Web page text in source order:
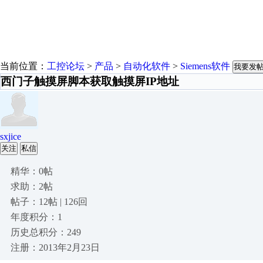
当前位置： 工控论坛 > 产品 > 自动化软件 > Siemens软件 我要发
西门子触摸屏脚本获取触摸屏IP地址
sxjice
关注 私信
精华：0帖
求助：2帖
帖子：12帖 | 126回
年度积分：1
历史总积分：249
注册：2013年2月23日